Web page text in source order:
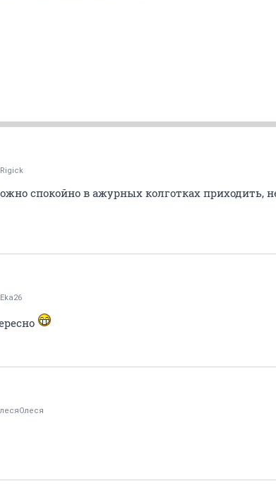
Rigick
спокойно в ажурных колготках приходить,
Eka26
лесяОлеся